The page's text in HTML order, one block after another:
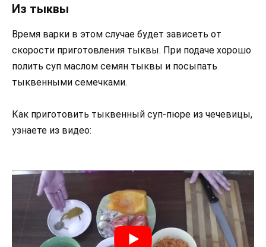
Из тыквы
Время варки в этом случае будет зависеть от
скорости приготовления тыквы. При подаче хорошо
полить суп маслом семян тыквы и посыпать
тыквенными семечками.
Как приготовить тыквенный суп-пюре из чечевицы,
узнаете из видео: